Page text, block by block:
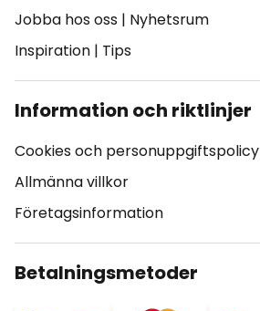
Jobba hos oss | Nyhetsrum
Inspiration | Tips
Information och riktlinjer
Cookies och personuppgiftspolicy
Allmänna villkor
Företagsinformation
Betalningsmetoder